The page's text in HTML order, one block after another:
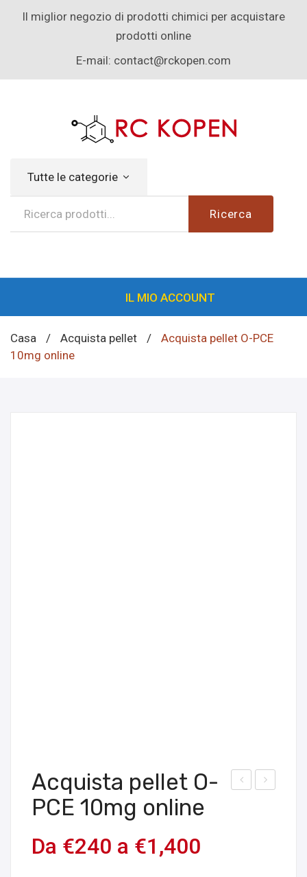
Il miglior negozio di prodotti chimici per acquistare
prodotti online
E-mail: contact@rckopen.com
Tutte le categorie
Ricerca
IL MIO ACCOUNT
Casa / Acquista pellet /
Acquista pellet O-PCE
10mg online
Acquista pellet O-
PCE 10mg online
Da €240 a €1,400